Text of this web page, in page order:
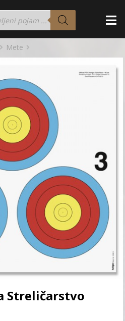
Mete
Streličarstvo